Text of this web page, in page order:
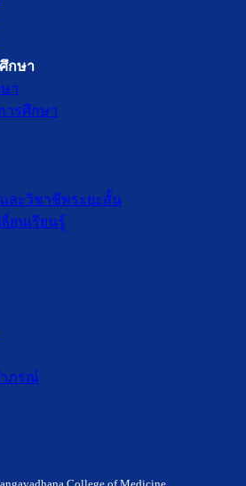
กษา
า
ารศึกษา
ละวิชาชีพระยะสั้น
ยนเรียนรู้
าภรณ์